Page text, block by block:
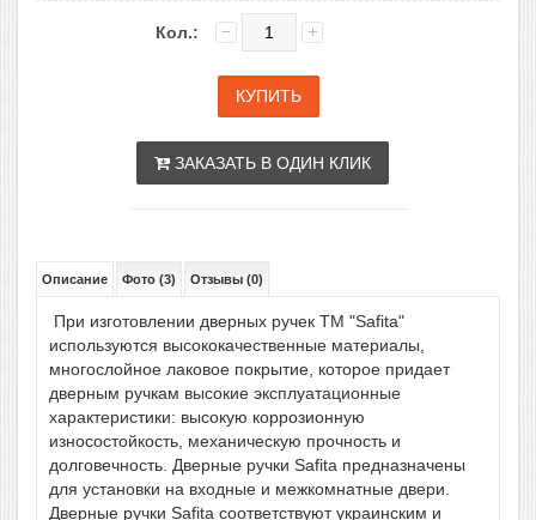
Кол.:
ЗАКАЗАТЬ В ОДИН КЛИК
Описание Фото (3) Отзывы (0)
При изготовлении дверных ручек ТМ "Safita"
используются высококачественные материалы,
многослойное лаковое покрытие, которое придает
дверным ручкам высокие эксплуатационные
характеристики: высокую коррозионную
износостойкость, механическую прочность и
долговечность. Дверные ручки Safita предназначены
для установки на входные и межкомнатные двери.
Дверные ручки Safita соответствуют украинским и